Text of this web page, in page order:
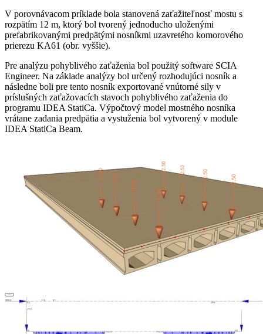
V porovnávacom príklade bola stanovená zaťažiteľnosť mostu s
rozpätím 12 m, ktorý bol tvorený jednoducho uloženými
prefabrikovanými predpätými nosníkmi uzavretého komorového
prierezu KA61 (obr. vyššie).
Pre analýzu pohyblivého zaťaženia bol použitý software SCIA
Engineer. Na základe analýzy bol určený rozhodujúci nosník a
následne boli pre tento nosník exportované vnútorné sily v
príslušných zaťažovacích stavoch pohyblivého zaťaženia do
programu IDEA StatiCa. Výpočtový model mostného nosníka
vrátane zadania predpätia a vystuženia bol vytvorený v module
IDEA StatiCa Beam.